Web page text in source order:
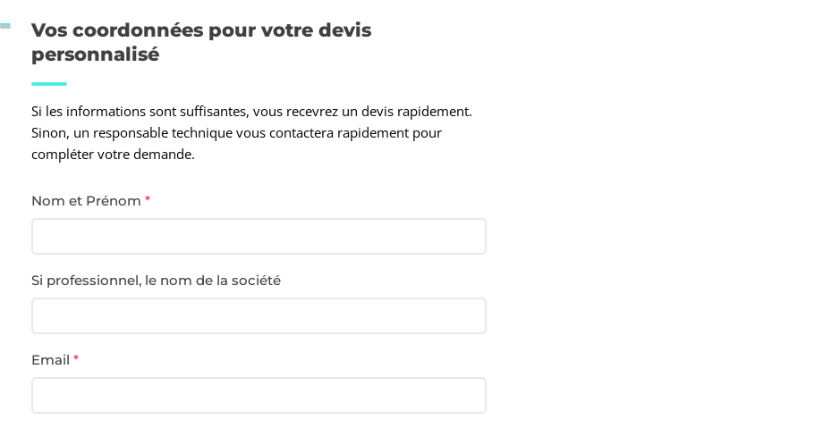
Vos coordonnées pour votre devis
personnalisé
Si les informations sont suffisantes, vous recevrez un devis rapidement.
Sinon, un responsable technique vous contactera rapidement pour
compléter votre demande.
Nom et Prénom *
Si professionnel, le nom de la société
Email *